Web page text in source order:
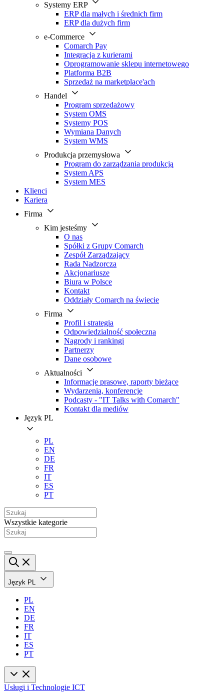
Systemy ERP
ERP dla małych i średnich firm
ERP dla dużych firm
e-Commerce
Comarch Pay
Integracja z kurierami
Oprogramowanie sklepu internetowego
Platforma B2B
Sprzedaż na marketplace'ach
Handel
Program sprzedażowy
System OMS
Systemy POS
Wymiana Danych
System WMS
Produkcja przemysłowa
Program do zarządzania produkcją
System APS
System MES
Klienci
Kariera
Firma
Kim jesteśmy
O nas
Spółki z Grupy Comarch
Zespół Zarządzający
Rada Nadzorcza
Akcjonariusze
Biura w Polsce
Kontakt
Oddziały Comarch na świecie
Firma
Profil i strategia
Odpowiedzialność społeczna
Nagrody i rankingi
Partnerzy
Dane osobowe
Aktualności
Informacje prasowe, raporty bieżące
Wydarzenia, konferencje
Podcasty - "IT Talks with Comarch"
Kontakt dla mediów
Język PL
PL
EN
DE
FR
IT
ES
PT
Wszystkie kategorie
Język PL
PL
EN
DE
FR
IT
ES
PT
Usługi i Technologie ICT